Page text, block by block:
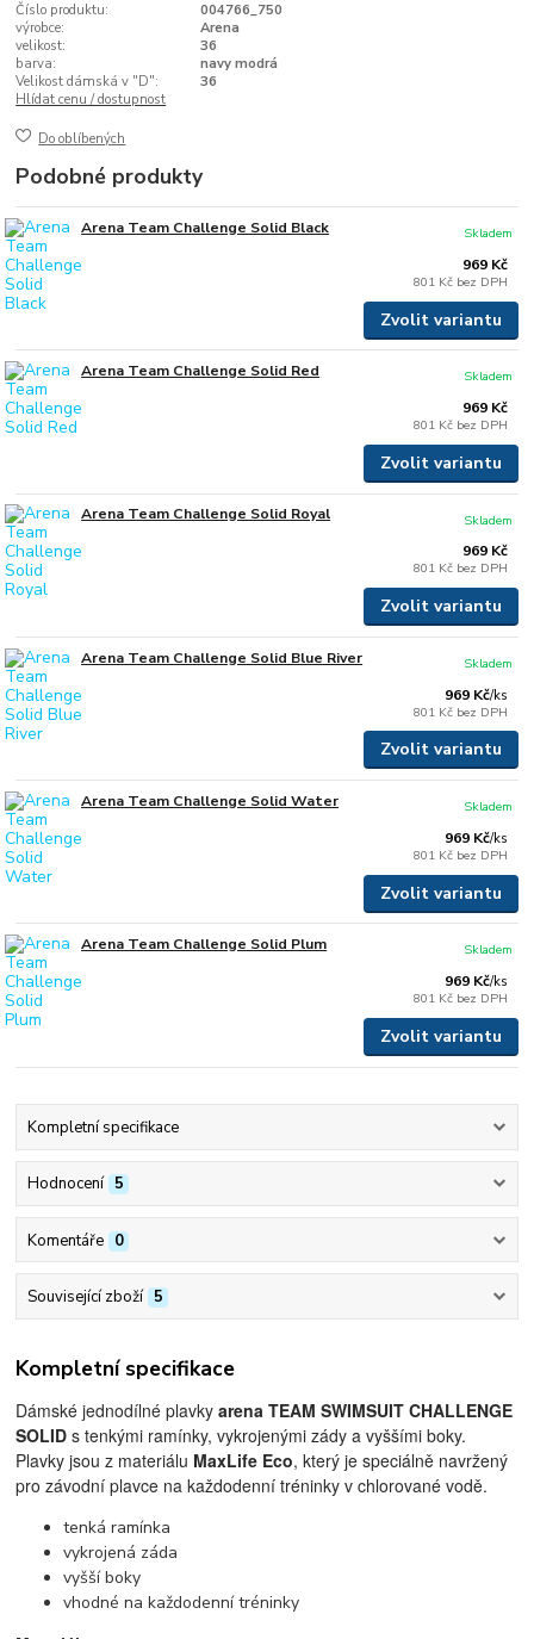
Číslo produktu:
004766_750
výrobce:
Arena
velikost:
36
barva:
navy modrá
Velikost dámská v "D":
36
Hlídat cenu / dostupnost
Do oblíbených
Podobné produkty
Arena Team Challenge Solid Black
969 Kč
801 Kč bez DPH
Skladem
Zvolit variantu
Arena Team Challenge Solid Red
969 Kč
801 Kč bez DPH
Skladem
Zvolit variantu
Arena Team Challenge Solid Royal
969 Kč
801 Kč bez DPH
Skladem
Zvolit variantu
Arena Team Challenge Solid Blue River
969 Kč/ks
801 Kč bez DPH
Skladem
Zvolit variantu
Arena Team Challenge Solid Water
969 Kč/ks
801 Kč bez DPH
Skladem
Zvolit variantu
Arena Team Challenge Solid Plum
969 Kč/ks
801 Kč bez DPH
Skladem
Zvolit variantu
Kompletní specifikace
Hodnocení 5
Komentáře 0
Související zboží 5
Kompletní specifikace
Dámské jednodílné plavkyarena TEAM SWIMSUIT CHALLENGE
SOLID s tenkými ramínky, vykrojenými zády a vyššími boky.
Plavky jsou z materiálu MaxLife Eco, který je speciálně navržený
pro závodní plavce na každodenní tréninky v chlorované vodě.
tenká ramínka
vykrojená záda
vyšší boky
vhodné na každodenní tréninky